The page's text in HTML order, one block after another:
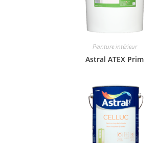
Peinture intérieur
Astral ATEX Prim